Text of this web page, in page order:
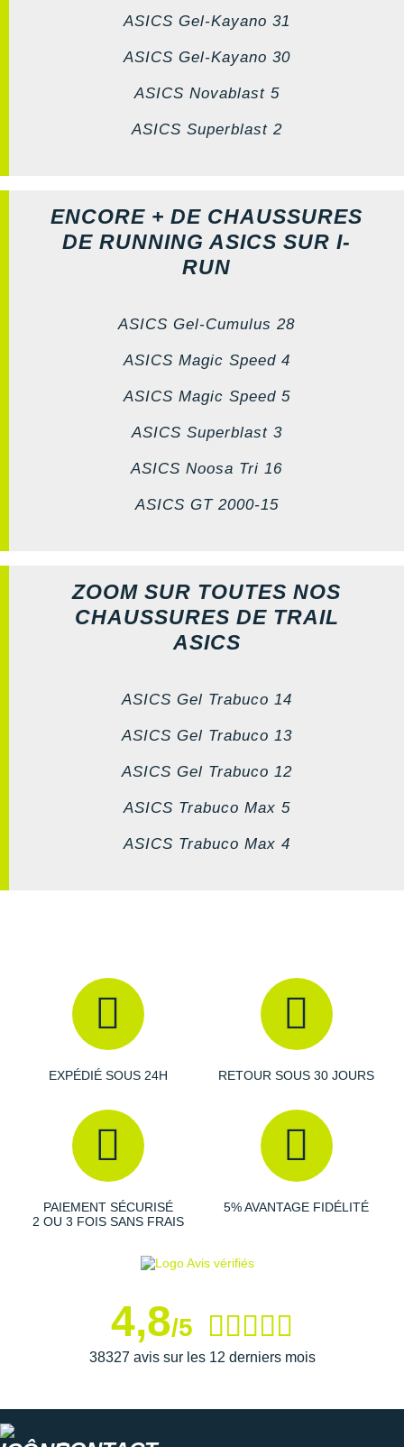
ASICS Gel-Kayano 31
ASICS Gel-Kayano 30
ASICS Novablast 5
ASICS Superblast 2
ENCORE + DE CHAUSSURES
DE RUNNING ASICS SUR I-
RUN
ASICS Gel-Cumulus 28
ASICS Magic Speed 4
ASICS Magic Speed 5
ASICS Superblast 3
ASICS Noosa Tri 16
ASICS GT 2000-15
ZOOM SUR TOUTES NOS
CHAUSSURES DE TRAIL
ASICS
ASICS Gel Trabuco 14
ASICS Gel Trabuco 13
ASICS Gel Trabuco 12
ASICS Trabuco Max 5
ASICS Trabuco Max 4
EXPÉDIÉ SOUS 24H RETOUR SOUS 30 JOURS
PAIEMENT SÉCURISÉ
2 OU 3 FOIS SANS FRAIS
5% AVANTAGE FIDÉLITÉ
4,8/5
38327 avis sur les 12 derniers mois